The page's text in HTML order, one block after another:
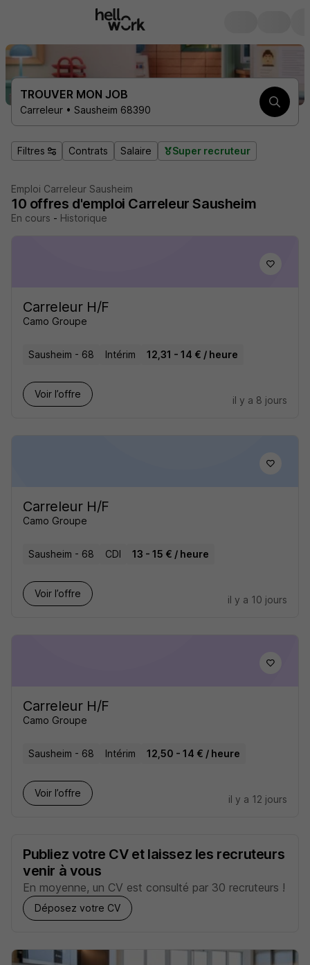
TROUVER MON JOB
Carreleur • Sausheim 68390
Filtres Contrats Salaire Super recruteur
Emploi Carreleur Sausheim
10 offres d'emploi Carreleur Sausheim
En cours - Historique
Carreleur H/F
Camo Groupe
Sausheim - 68 Intérim 12,31 - 14 € / heure
Voir l’offre
il y a 8 jours
Carreleur H/F
Camo Groupe
Sausheim - 68 CDI 13 - 15 € / heure
Voir l’offre
il y a 10 jours
Carreleur H/F
Camo Groupe
Sausheim - 68 Intérim 12,50 - 14 € / heure
Voir l’offre
il y a 12 jours
Publiez votre CV et laissez les recruteurs
venir à vous
En moyenne, un CV est consulté par 30 recruteurs !
Déposez votre CV